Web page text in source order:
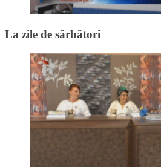
La zile de sărbători